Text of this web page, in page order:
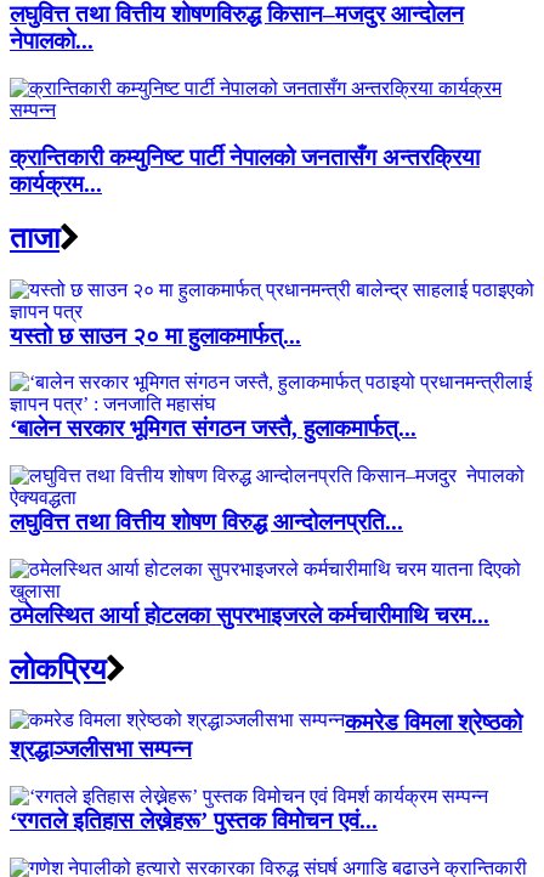
लघुवित्त तथा वित्तीय शोषणविरुद्ध किसान–मजदुर आन्दोलन
नेपालको...
क्रान्तिकारी कम्युनिष्ट पार्टी नेपालको जनतासँग अन्तरक्रिया
कार्यक्रम...
ताजा
यस्तो छ साउन २० मा हुलाकमार्फत्...
‘बालेन सरकार भूमिगत संगठन जस्तै, हुलाकमार्फत्...
लघुवित्त तथा वित्तीय शोषण विरुद्ध आन्दोलनप्रति...
ठमेलस्थित आर्या होटलका सुपरभाइजरले कर्मचारीमाथि चरम...
लाेकप्रिय
कमरेड विमला श्रेष्ठको
श्रद्धाञ्जलीसभा सम्पन्न
‘रगतले इतिहास लेख्नेहरू’ पुस्तक विमोचन एवं...